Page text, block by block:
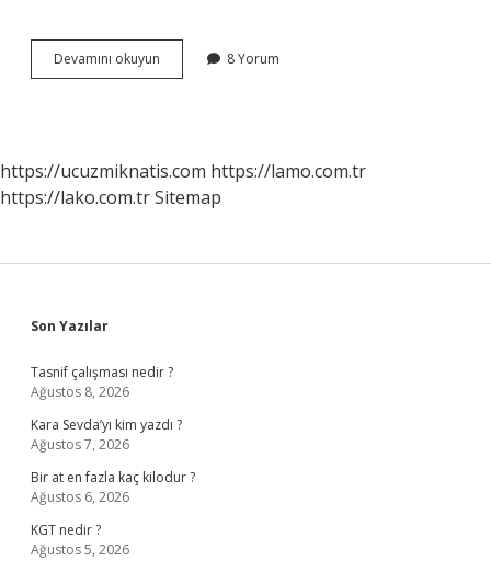
Devamını okuyun
Eti
8 Yorum
https://ucuzmiknatis.com https://lamo.com.tr
https://lako.com.trSitemap
Sidebar
Son Yazılar
Tasnif çalışması nedir ?
Ağustos 8, 2026
Kara Sevda’yı kim yazdı ?
Ağustos 7, 2026
Bir at en fazla kaç kilodur ?
Ağustos 6, 2026
KGT nedir ?
Ağustos 5, 2026